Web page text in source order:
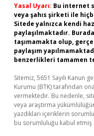
Yasal Uyarı: Bu internet
veya şahıs şirketi ile
Sitede yalnızca kendi
paylaşılmaktadır.
taşımamakta olup,
paylaşım
benzerlikleri tamamen
Sitemiz, 5651 Sayılı Kanun
Kurumu (BTK) tarafından
vermektedir. Bu nedenle,
veya araştırma
yazdıkları içeriklerin
bu sorumluluğu kabul etmiş